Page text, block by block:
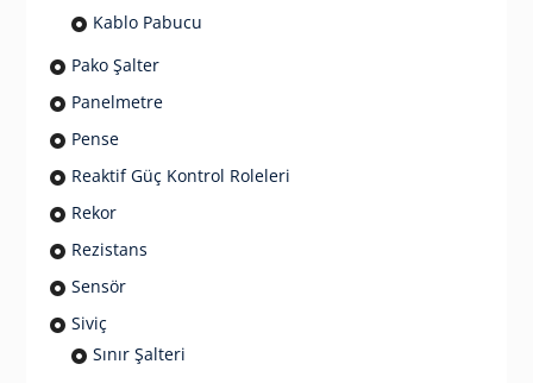
Kablo Pabucu
Pako Şalter
Panelmetre
Pense
Reaktif Güç Kontrol Roleleri
Rekor
Rezistans
Sensör
Siviç
Sınır Şalteri